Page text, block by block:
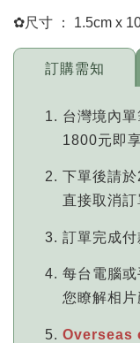
✿尺寸 ： 1.5cm x
訂購需知
台灣境內
1800元即
下單後請
直接取消訂
訂單完成付
每台電腦
您瞭解相片
Overseas